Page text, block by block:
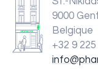
9000
Belgique
+32 9